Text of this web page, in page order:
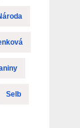
Selb